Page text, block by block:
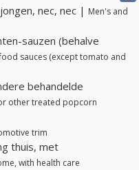
nec, nec | Men's and
sauzen (behalve
sauces (except tomato and
behandelde
other treated popcorn
trim
thuis, met
with health care